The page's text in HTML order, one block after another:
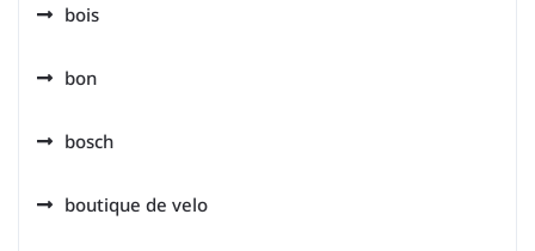
bois
bon
bosch
boutique de velo